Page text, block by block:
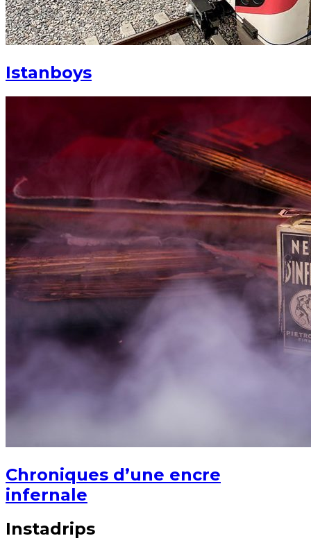
Istanboys
Chroniques d’une encre
infernale
Instadrips